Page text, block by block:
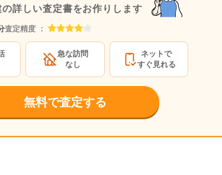
詳しい査定書をお作りします
査定精度 ：
急な訪問
なし
ネットで
すぐ見れる
無料で査定する